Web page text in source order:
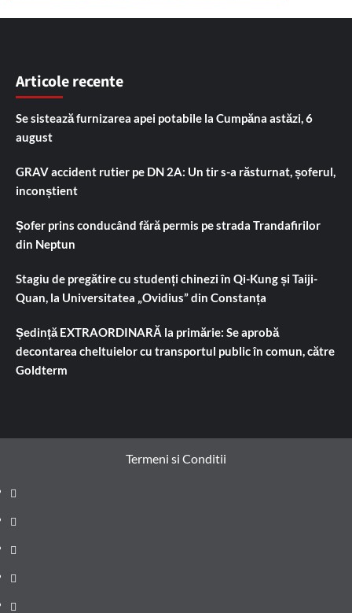
Articole recente
Se sistează furnizarea apei potabile la Cumpăna astăzi, 6
august
GRAV accident rutier pe DN 2A: Un tir s-a răsturnat, șoferul,
inconștient
Șofer prins conducând fără permis pe strada Trandafirilor
din Neptun
Stagiu de pregătire cu studenți chinezi în Qi-Kung și Taiji-
Quan, la Universitatea „Ovidius” din Constanța
Ședință EXTRAORDINARĂ la primărie: Se aprobă
decontarea cheltuielor cu transportul public în comun, către
Goldterm
Termeni si Conditii
Prima
pagină
Știri
de
ultima
Administrație
locală
Actualitate
Justiție